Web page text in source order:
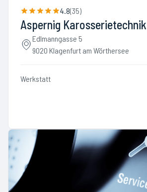
4.8(35)
Aspernig Karosserietechnik
Edlmanngasse 5
9020 Klagenfurt am Wörthersee
Werkstatt